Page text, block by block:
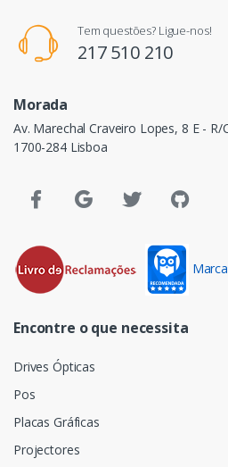
Tem questões? Ligue-nos!
217 510 210
Morada
Av. Marechal Craveiro Lopes, 8 E - R/
1700-284 Lisboa
Encontre o que necessita
Drives Ópticas
Pos
Placas Gráficas
Projectores